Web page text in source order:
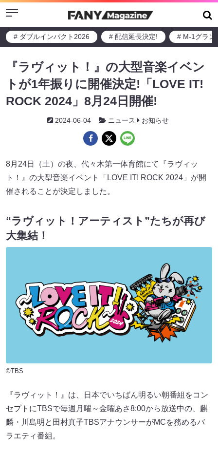
Menu
# ダブルインパクト2026 # 配信延長決定! # M-1グラン
『ラヴィット！』の大型音楽イベン
トが1年振りに開催決定!「LOVE IT!
ROCK 2024」8月24日開催!
2024-06-04 ニュース お知らせ
8月24日（土）の夜、代々木第一体育館にて『ラヴィッ
ト！』の大型音楽イベント「LOVE IT! ROCK 2024」が開
催されることが決定しました。
“ラヴィット！アーティスト”たちが再び
大集結！
©TBS
『ラヴィット！』は、日本でいちばん明るい朝番組をコン
セプトにTBSで毎週月曜～金曜あさ8:00から放送中の、麒
麟・川島明と田村真子TBSアナウンサーがMCを務めるバ
ラエティ番組。